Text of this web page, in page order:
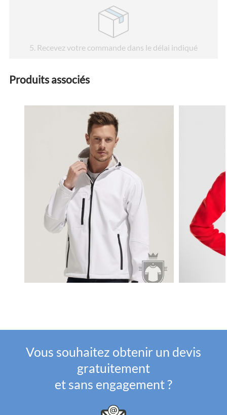
5. Recevez votre commande dans le délai indiqué
Produits associés
Vous souhaitez obtenir un devis
gratuitement
et sans engagement ?